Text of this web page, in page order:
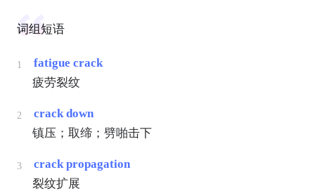
词组短语
1
fatigue crack
疲劳裂纹
2
crack down
镇压；取缔；劈啪击下
3
crack propagation
裂纹扩展